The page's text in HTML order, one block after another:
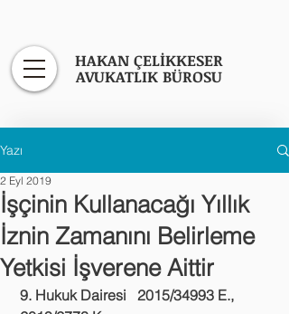
HAKAN ÇELİKKESER
AVUKATLIK BÜROSU
Yazı
İşçinin Kullanacağı Yıllık
İznin Zamanını Belirleme
Yetkisi İşverene Aittir
2 Eyl 2019
9. Hukuk Dairesi   2015/34993 E.,